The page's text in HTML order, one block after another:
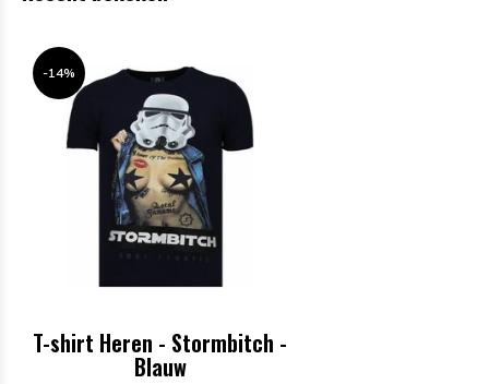
-14%
T-shirt Heren - Stormbitch -
Blauw